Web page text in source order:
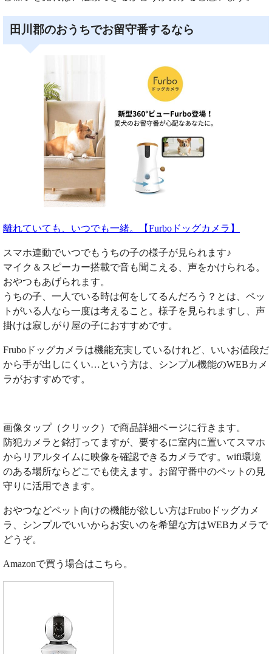
田川郡のおうちでお留守番するなら
離れていても、いつでも一緒。【Furboドッグカメラ】
スマホ連動でいつでもうちの子の様子が見られます♪
マイク＆スピーカー搭載で音も聞こえる、声をかけられる。
おやつもあげられます。
うちの子、一人でいる時は何をしてるんだろう？とは、ペッ
トがいる人なら一度は考えること。様子を見られますし、声
掛けは寂しがり屋の子におすすめです。
Fruboドッグカメラは機能充実しているけれど、いいお値段だ
から手が出しにくい…という方は、シンプル機能のWEBカメ
ラがおすすめです。
画像タップ（クリック）で商品詳細ページに行きます。
防犯カメラと銘打ってますが、要するに室内に置いてスマホ
からリアルタイムに映像を確認できるカメラです。wifi環境
のある場所ならどこでも使えます。お留守番中のペットの見
守りに活用できます。
おやつなどペット向けの機能が欲しい方はFruboドッグカメ
ラ、シンプルでいいからお安いのを希望な方はWEBカメラで
どうぞ。
Amazonで買う場合はこちら。